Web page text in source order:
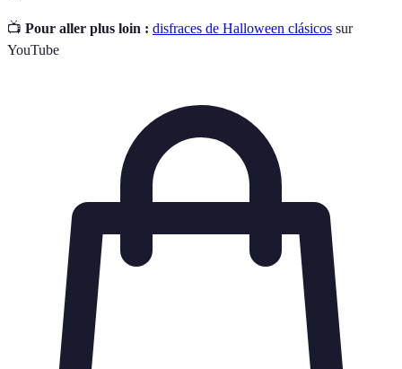
📺 Pour aller plus loin : disfraces de Halloween clásicos sur
YouTube